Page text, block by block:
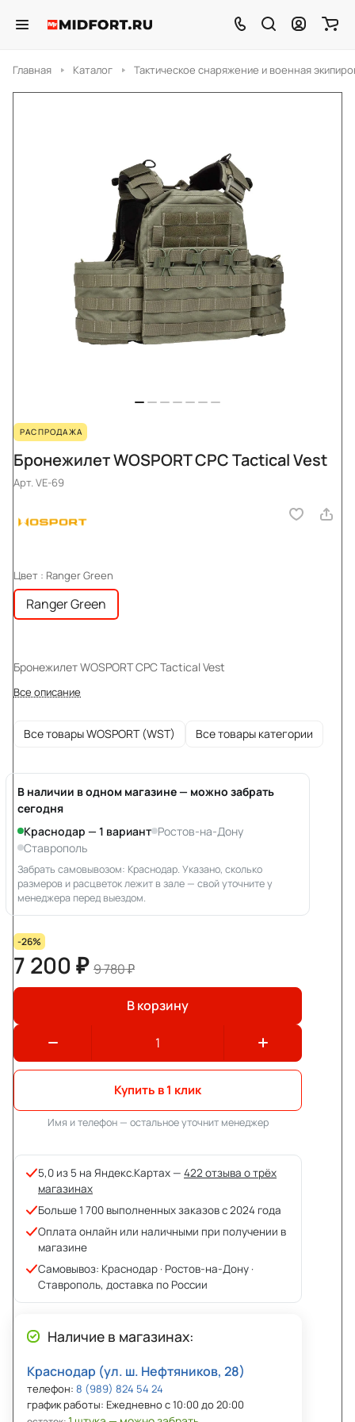
Главная Каталог Тактическое снаряжение и военная
РАСПРОДАЖА
Бронежилет WOSPORT CPC Tactical Vest
Арт.VE-69
Цвет : Ranger Green
Ranger Green
Бронежилет WOSPORT CPC Tactical Vest
Все описание
Все товары WOSPORT (WST) Все товары категории
В наличии в одном магазине — можно забрать
сегодня
Краснодар — 1 вариант Ростов-на-Дону
Ставрополь
Забрать самовывозом: Краснодар. Указано, сколько
размеров и расцветок лежит в зале — свой уточните у
менеджера перед выездом.
-26%
7 200 ₽ 9 780 ₽
В корзину
Купить в 1 клик
Имя и телефон — остальное уточнит менеджер
5,0 из 5 на Яндекс.Картах — 422 отзыва о трёх
магазинах
Больше 1 700 выполненных заказов с 2024 года
Оплата онлайн или наличными при получении в
магазине
Самовывоз: Краснодар · Ростов-на-Дону ·
Ставрополь, доставка по России
Наличие в магазинах:
Краснодар (ул. ш. Нефтяников, 28)
телефон: 8 (989) 824 54 24
график работы: Ежедневно с 10:00 до 20:00